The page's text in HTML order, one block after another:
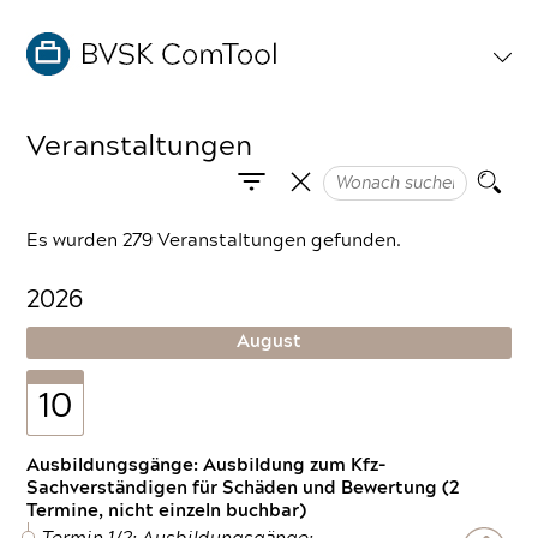
Veranstaltungen
Es wurden 279 Veranstaltungen gefunden.
2026
August
10
Ausbildungsgänge: Ausbildung zum Kfz-
Sachverständigen für Schäden und Bewertung (2
Termine, nicht einzeln buchbar)